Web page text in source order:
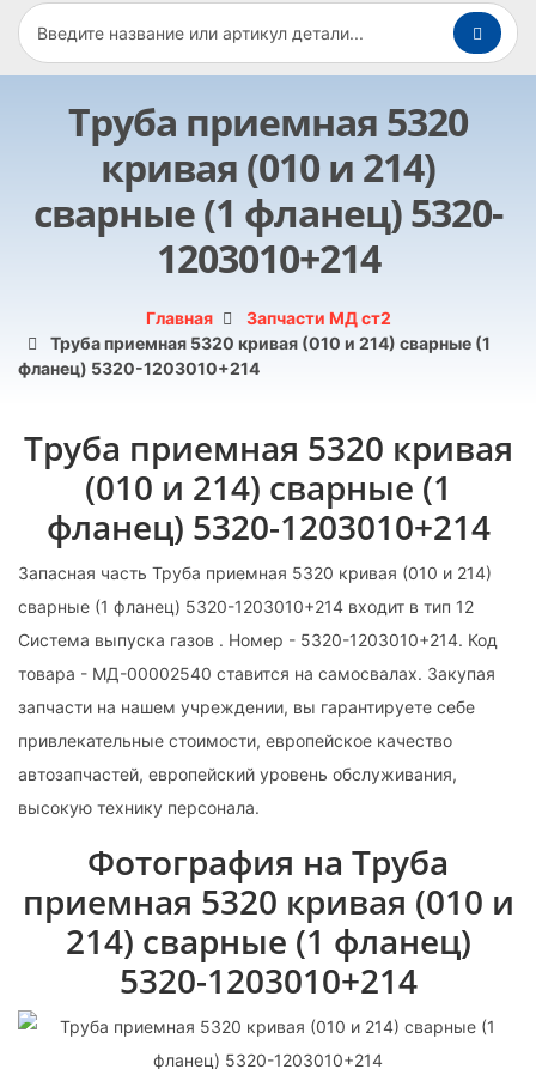
Труба приемная 5320
кривая (010 и 214)
сварные (1 фланец) 5320-
1203010+214
Главная
Запчасти МД ст2
Труба приемная 5320 кривая (010 и 214) сварные (1
фланец) 5320-1203010+214
Труба приемная 5320 кривая
(010 и 214) сварные (1
фланец) 5320-1203010+214
Запасная часть Труба приемная 5320 кривая (010 и 214)
сварные (1 фланец) 5320-1203010+214 входит в тип 12
Система выпуска газов . Номер - 5320-1203010+214. Код
товара - МД-00002540 ставится на самосвалах. Закупая
запчасти на нашем учреждении, вы гарантируете себе
привлекательные стоимости, европейское качество
автозапчастей, европейский уровень обслуживания,
высокую технику персонала.
Фотография на Труба
приемная 5320 кривая (010 и
214) сварные (1 фланец)
5320-1203010+214